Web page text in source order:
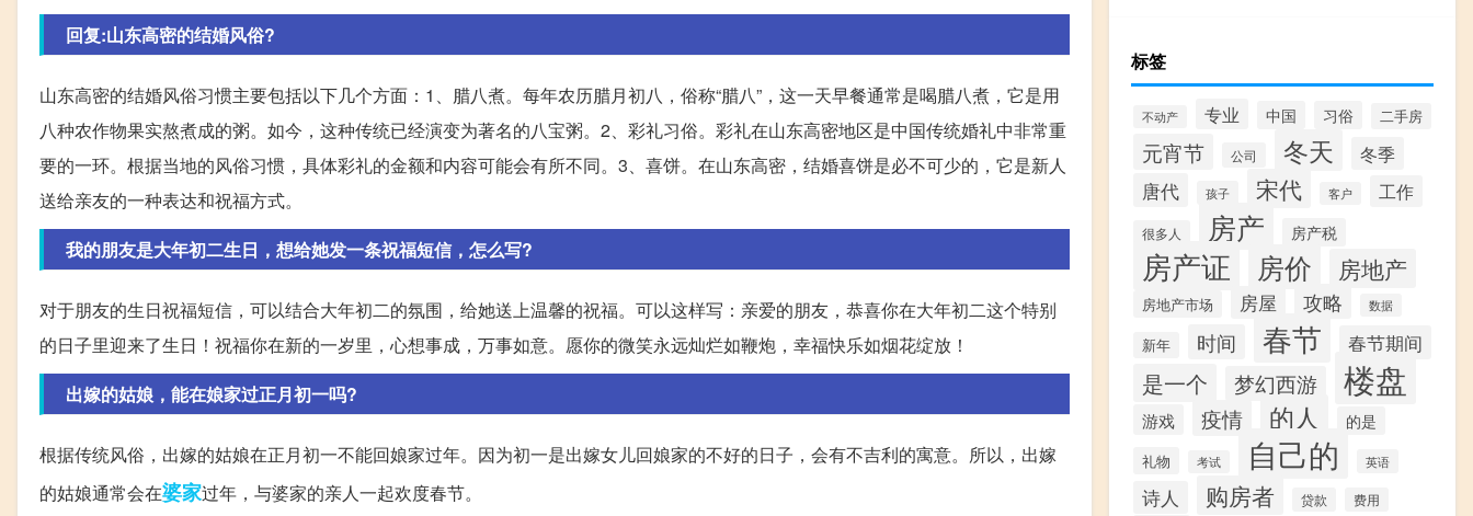
回复:山东高密的结婚风俗?
山东高密的结婚风俗习惯主要包括以下几个方面：1、腊八煮。每年农历腊月初八，俗称“腊八”，这一天早餐通常是喝腊八煮，它是用
八种农作物果实熬煮成的粥。如今，这种传统已经演变为著名的八宝粥。2、彩礼习俗。彩礼在山东高密地区是中国传统婚礼中非常重
要的一环。根据当地的风俗习惯，具体彩礼的金额和内容可能会有所不同。3、喜饼。在山东高密，结婚喜饼是必不可少的，它是新人
送给亲友的一种表达和祝福方式。
我的朋友是大年初二生日，想给她发一条祝福短信，怎么写?
对于朋友的生日祝福短信，可以结合大年初二的氛围，给她送上温馨的祝福。可以这样写：亲爱的朋友，恭喜你在大年初二这个特别
的日子里迎来了生日！祝福你在新的一岁里，心想事成，万事如意。愿你的微笑永远灿烂如鞭炮，幸福快乐如烟花绽放！
出嫁的姑娘，能在娘家过正月初一吗?
根据传统风俗，出嫁的姑娘在正月初一不能回娘家过年。因为初一是出嫁女儿回娘家的不好的日子，会有不吉利的寓意。所以，出嫁
的姑娘通常会在婆家过年，与婆家的亲人一起欢度春节。
标签
不动产 专业 中国 习俗 二手房
元宵节 公司 冬天 冬季
唐代 孩子 宋代 客户 工作
很多人 房产 房产税
房产证 房价 房地产
房地产市场 房屋 攻略 数据
新年 时间 春节 春节期间
是一个 梦幻西游 楼盘
游戏 疫情 的人 的是
礼物 考试 自己的 英语
诗人 购房者 贷款 费用